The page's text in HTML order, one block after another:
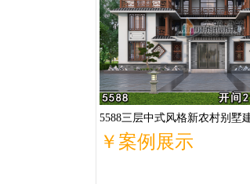
5588三层中式风格新农村别墅
￥案例展示